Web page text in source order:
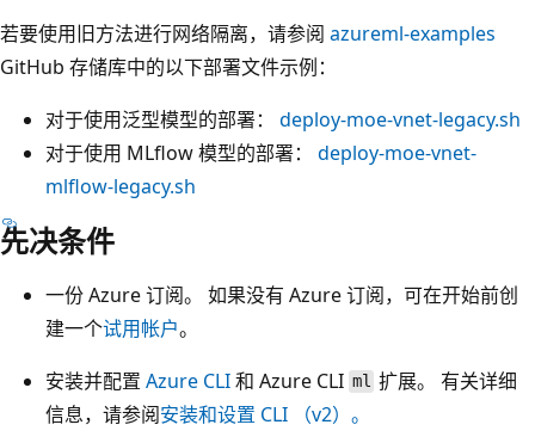
若要使用旧方法进行网络隔离，请参阅 azureml-examples
GitHub 存储库中的以下部署文件示例：
对于使用泛型模型的部署： deploy-moe-vnet-legacy.sh
对于使用 MLflow 模型的部署： deploy-moe-vnet-
mlflow-legacy.sh
先决条件
一份 Azure 订阅。 如果没有 Azure 订阅，可在开始前创
建一个试用帐户。
安装并配置 Azure CLI和 Azure CLI ml 扩展。 有关详细
信息，请参阅安装和设置 CLI （v2）。